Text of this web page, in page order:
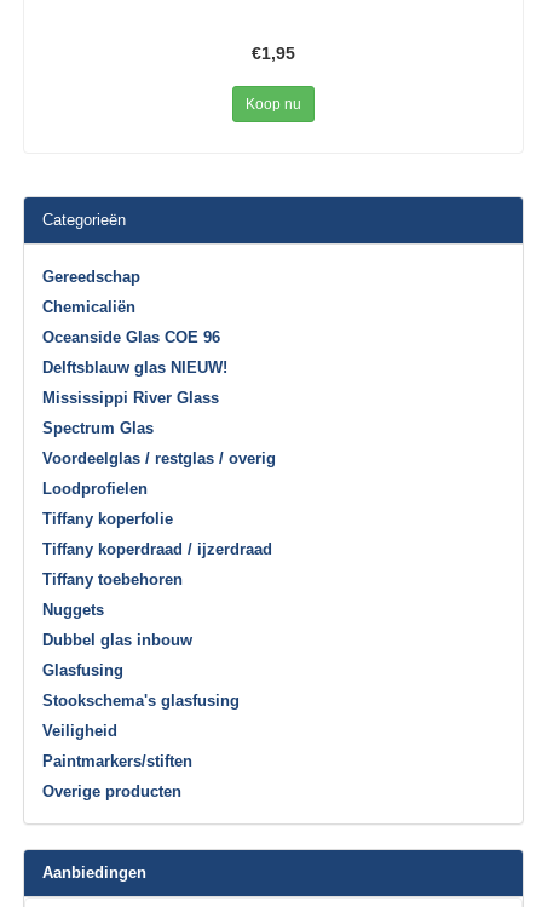
€1,95
Koop nu
Categorieën
Gereedschap
Chemicaliën
Oceanside Glas COE 96
Delftsblauw glas NIEUW!
Mississippi River Glass
Spectrum Glas
Voordeelglas / restglas / overig
Loodprofielen
Tiffany koperfolie
Tiffany koperdraad / ijzerdraad
Tiffany toebehoren
Nuggets
Dubbel glas inbouw
Glasfusing
Stookschema's glasfusing
Veiligheid
Paintmarkers/stiften
Overige producten
Aanbiedingen